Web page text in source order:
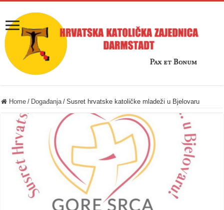
Home / Događanja / Susret hrvatske katoličke mladeži u Bjelovaru